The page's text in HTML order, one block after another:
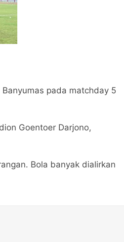
pada matchday 5
Goentoer Darjono,
Bola banyak dialirkan